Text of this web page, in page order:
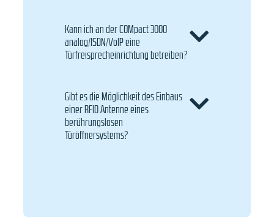
Kann ich an der COMpact 3000
analog/ISDN/VoIP eine
Türfreisprecheinrichtung betreiben?
Gibt es die Möglichkeit des Einbaus
einer RFID Antenne eines
berührungslosen
Türöffnersystems?